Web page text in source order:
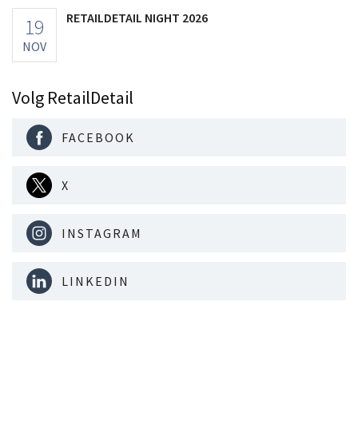
19
NOV
RETAILDETAIL NIGHT 2026
Volg RetailDetail
FACEBOOK
X
INSTAGRAM
LINKEDIN